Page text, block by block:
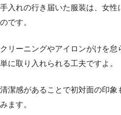
手入れの行き届いた服装は、女性
のです。
クリーニングやアイロンがけを
単に取り入れられる工夫ですよ。
清潔感があることで初対面の印
みます。